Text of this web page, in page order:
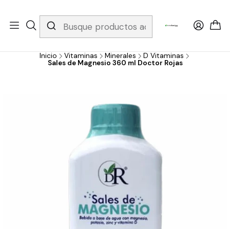
Whatsapp 3229079958/ Fijo 6019251796 / Envios a todo el país y
gratis apartir de 199.000!
Inicio Vitaminas Minerales
D Vitaminas
Sales de Magnesio 360 ml Doctor Rojas